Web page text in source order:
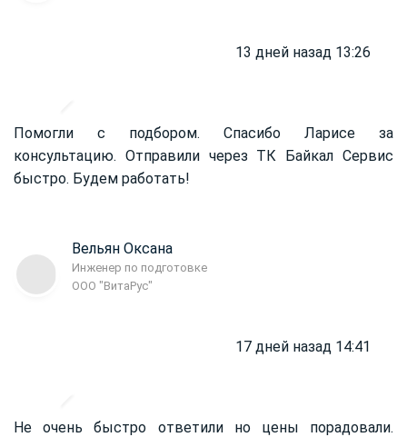
13 дней назад 13:26
Помогли с подбором. Спасибо Ларисе за
консультацию. Отправили через ТК Байкал Сервис
быстро. Будем работать!
Вельян Оксана
Инженер по подготовке
ООО "ВитаРус"
17 дней назад 14:41
Не очень быстро ответили но цены порадовали.